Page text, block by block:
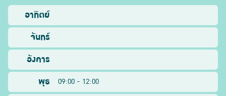
อาทิตย์
จันทร์
อังคาร
พุธ
09:00 - 12:00